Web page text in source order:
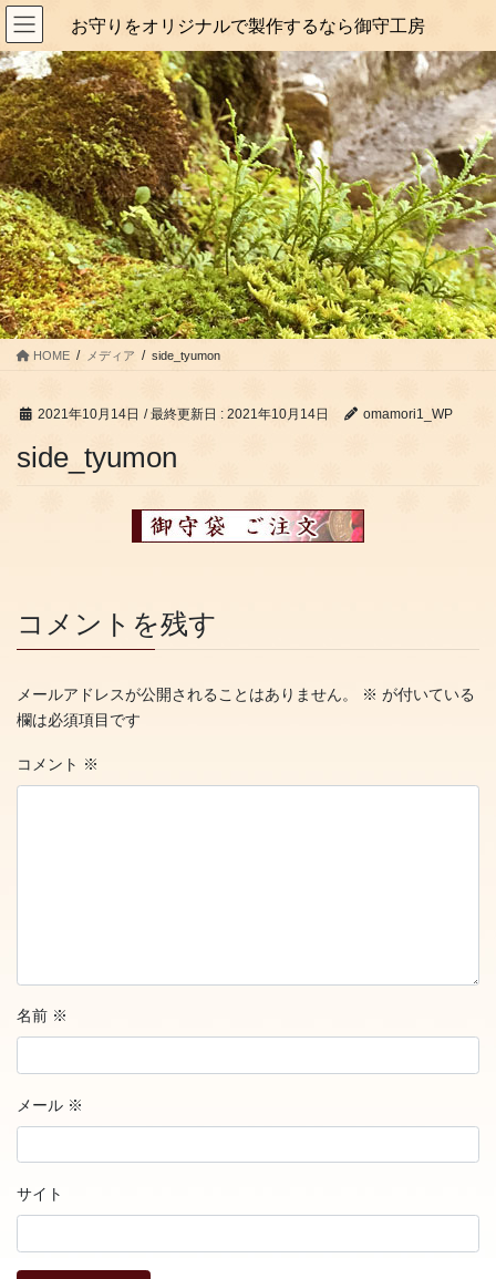
コ
ン
テ
ン
ツ
に
移
動
ナ
ビ
ゲ
ー
シ
ョ
ン
に
移
動
お守りをオリジナルで製作するなら御守工房
HOME メディア side_tyumon
2021年10月14日 / 最終更新日 : 2021年10月14日 omamori1_WP
side_tyumon
コメントを残す
メールアドレスが公開されることはありません。 ※ が付いている
欄は必須項目です
コメント ※
名前 ※
メール ※
サイト